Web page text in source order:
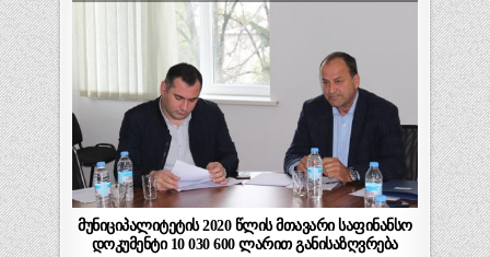
მუნიციპალიტეტის 2020 წლის მთავარი საფინანსო
დოკუმენტი 10 030 600 ლარით განისაზღვრება